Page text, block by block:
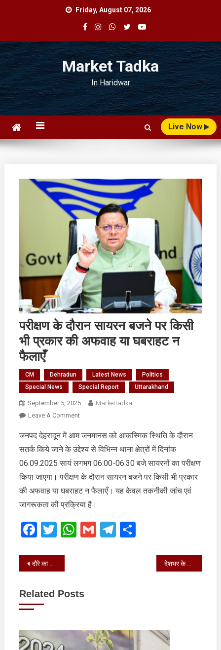
Friday, August 07, 2026
Market Tadka
In Haridwar
Live Now
परीक्षण के दौरान सायरन बजने पर किसी
भी प्रकार की अफवाह या घबराहट न
फैलाएँ
CM Dehradun Latest News
Politics
Special News
Special Report Uttarakhand
September 5, 2025
Markettadka
Leave A CommentOn
के
दौरान
सायरन
बजने
किसी
भी
की
अफवाह
जनपद देहरादून में आम जनमानस को आकस्मिक स्थिति के दौरान
सतर्क किये जाने के उद्देश्य से विभिन्न थाना क्षेत्रों में दिनांक
06.09.2025 सायं लगभग 06:00-06:30 बजे सायरनों का परीक्षण
किया जाएगा। परीक्षण के दौरान सायरन बजने पर किसी भी प्रकार
की अफवाह या घबराहट न फैलाएँ। यह केवल तकनीकी जांच एवं
जागरूकता की प्रक्रिया है।
Facebook
Twitter
WhatsApp
GmailTelegram
Share
Post
दौरे का उद्देश्य राज्य को हुए वास्तविक नुकसान का आकलन करना देशभर के 45 चयनित उत्कृष्ट शिक्षकों को सम्मानित किया
Related Posts